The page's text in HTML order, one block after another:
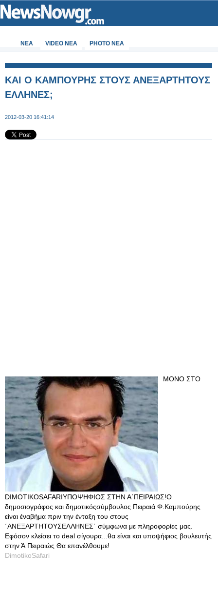
ΝΕΑ VIDEO NEA PHOTO NEA
ΚΑΙ Ο ΚΑΜΠΟΥΡΗΣ ΣΤΟΥΣ ΑΝΕΞΑΡΤΗΤΟΥΣ
ΕΛΛΗΝΕΣ;
2012-03-20 16:41:14
ΜΟΝΟ ΣΤΟ
DIMOTIKOSAFARIΥΠΟΨΗΦΙΟΣ ΣΤΗΝ Α΄ΠΕΙΡΑΙΩΣ!Ο
δημοσιογράφος και δημοτικόςσύμβουλος Πειραιά Φ.Καμπούρης
είναι έναβήμα πριν την ένταξη του στους
΄ΑΝΕΞΑΡΤΗΤΟΥΣΕΛΛΗΝΕΣ΄ σύμφωνα με πληροφορίες μας.
Εφόσον κλείσει το deal σίγουρα...θα είναι και υποψήφιος βουλευτής
στην Ά Πειραιώς Θα επανέλθουμε!
DimotikoSafari